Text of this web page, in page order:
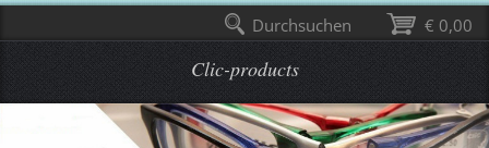
Clic-products
€ 0,00
Durchsuchen